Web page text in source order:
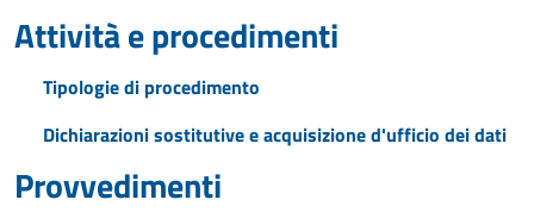
Attività e procedimenti
Tipologie di procedimento
Dichiarazioni sostitutive e acquisizione d'ufficio dei dati
Provvedimenti